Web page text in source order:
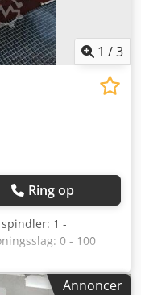
1 /3
Ring op
spindler: 1 -
0 - 100
min] Dedpfxoug U
x 1450 [mm]
Annoncer